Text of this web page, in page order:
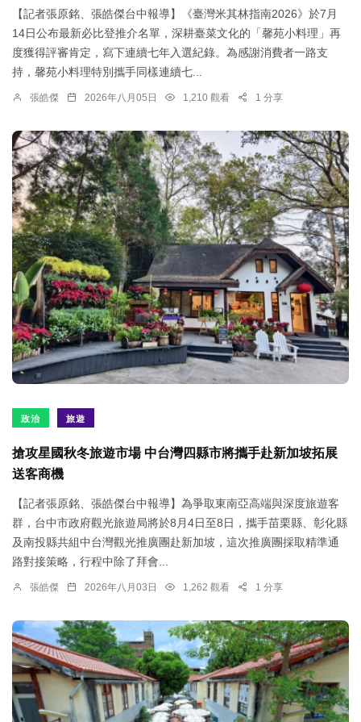
【記者張原銘、張皓傑台中報導】《臺灣米其林指南2026》於7月
14日公布最新必比登推介名單，深耕臺菜文化的「馨苑小料理」再
度獲得評審肯定，寫下連續七年入選紀錄。為感謝消費者一路支
持，馨苑小料理特別攜手同樣連續七...
張皓傑 2026年八月05日 1,210 觀看 1 分享
政治 旅遊
搶攻星國秋冬旅遊市場 中台灣四縣市將攜手赴新加坡拓展
送客商機
【記者張原銘、張皓傑台中報導】為爭取東南亞高端與深度旅遊客
群，台中市政府觀光旅遊局將於8月4日至8日，攜手苗栗縣、彰化縣
及南投縣共組中台灣觀光推廣團赴新加坡，這次推廣團採取精準通
路對接策略，行程中除了拜會...
張皓傑 2026年八月03日 1,262 觀看 1 分享